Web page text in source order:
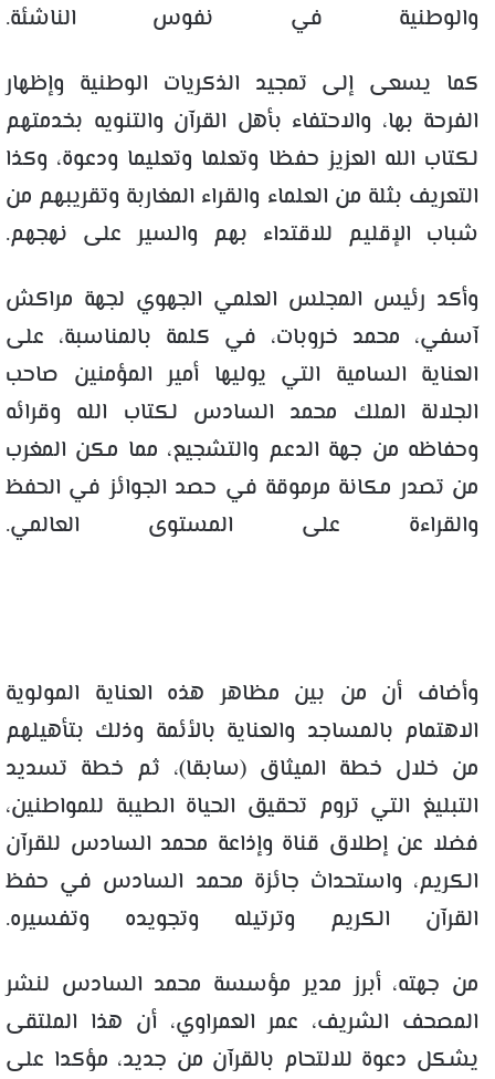
والوطنية في نفوس الناشئة.
كما يسعى إلى تمجيد الذكريات الوطنية وإظهار
الفرحة بها، والاحتفاء بأهل القرآن والتنويه بخدمتهم
لكتاب الله العزيز حفظا وتعلما وتعليما ودعوة، وكذا
التعريف بثلة من العلماء والقراء المغاربة وتقريبهم من
شباب الإقليم للاقتداء بهم والسير على نهجهم.
وأكد رئيس المجلس العلمي الجهوي لجهة مراكش
آسفي، محمد خروبات، في كلمة بالمناسبة، على
العناية السامية التي يوليها أمير المؤمنين صاحب
الجلالة الملك محمد السادس لكتاب الله وقرائه
وحفاظه من جهة الدعم والتشجيع، مما مكن المغرب
من تصدر مكانة مرموقة في حصد الجوائز في الحفظ
والقراءة على المستوى العالمي.
وأضاف أن من بين مظاهر هذه العناية المولوية
الاهتمام بالمساجد والعناية بالأئمة وذلك بتأهيلهم
من خلال خطة الميثاق (سابقا)، ثم خطة تسديد
التبليغ التي تروم تحقيق الحياة الطيبة للمواطنين،
فضلا عن إطلاق قناة وإذاعة محمد السادس للقرآن
الكريم، واستحداث جائزة محمد السادس في حفظ
القرآن الكريم وترتيله وتجويده وتفسيره.
من جهته، أبرز مدير مؤسسة محمد السادس لنشر
المصحف الشريف، عمر العمراوي، أن هذا الملتقى
يشكل دعوة للالتحام بالقرآن من جديد، مؤكدا على